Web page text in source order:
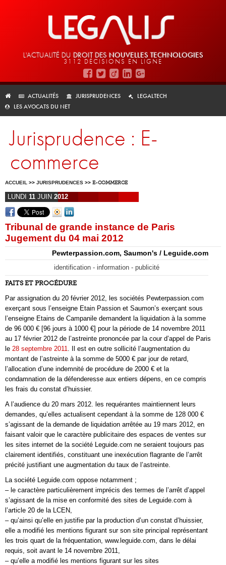
L'ACTUALITÉ DU DROIT DES NOUVELLES TECHNOLOGIES
3112 DÉCISIONS EN LIGNE
ACTUALITÉS JURISPRUDENCES
LEGALTECH
LES AVOCATS DU NET
Jurisprudence : E-
commerce
ACCUEIL >> JURISPRUDENCES >> E-COMMERCE
LUNDI 11 JUIN 2012
Tribunal de grande instance de Paris
Jugement du 04 mai 2012
Pewterpassion.com, Saumon's / Leguide.com
identification - information - publicité
FAITS ET PROCÉDURE
Par assignation du 20 février 2012, les sociétés Pewterpassion.com
exerçant sous l’enseigne Etain Passion et Saumon’s exerçant sous
l’enseigne Etains de Campanile demandent la liquidation à la somme
de 96 000 € [96 jours à 1000 €] pour la période de 14 novembre 2011
au 17 février 2012 de l’astreinte prononcée par la cour d’appel de Paris
le 28 septembre 2011. Il est en outre sollicité l’augmentation du
montant de l’astreinte à la somme de 5000 € par jour de retard,
l’allocation d’une indemnité de procédure de 2000 € et la
condamnation de la défenderesse aux entiers dépens, en ce compris
les frais du constat d’huissier.
A l’audience du 20 mars 2012. les requérantes maintiennent leurs
demandes, qu’elles actualisent cependant à la somme de 128 000 €
s’agissant de la demande de liquidation arrêtée au 19 mars 2012, en
faisant valoir que le caractère publicitaire des espaces de ventes sur
les sites internet de la société Leguide.com ne seraient toujours pas
clairement identifiés, constituant une inexécution flagrante de l’arrêt
précité justifiant une augmentation du taux de l’astreinte.
La société Leguide.com oppose notamment ;
– le caractère particulièrement imprécis des termes de l’arrêt d’appel
s’agissant de la mise en conformité des sites de Leguide.com à
l’article 20 de la LCEN,
– qu’ainsi qu’elle en justifie par la production d’un constat d’huissier,
elle a modifié les mentions figurant sur son site principal représentant
les trois quart de la fréquentation, www.leguide.com, dans le délai
requis, soit avant le 14 novembre 2011,
– qu’elle a modifié les mentions figurant sur les sites